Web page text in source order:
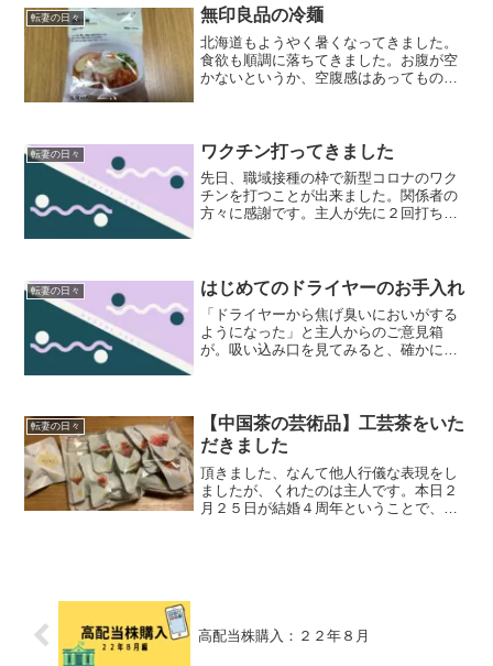
ースって普通なんでしょうか？コンソメ
スープや中華スープ、おか...
転妻の日々 無印良品の冷麺
北海道もようやく暑くなってきました。
食欲も順調に落ちてきました。お腹が空
かないというか、空腹感はあってものど
昼ごはんを食べないと！そ...
転妻の日々 ワクチン打ってきました
先日、職域接種の枠で新型コロナのワク
チンを打つことが出来ました。関係者の
方々に感謝です。主人が先に２回打ち終
と不安はありました。ばら...
転妻の日々 はじめてのドライヤーのお手入れ
「ドライヤーから焦げ臭いにおいがする
ようになった」と主人からのご意見箱
が。吸い込み口を見てみると、確かに埃
とがありませんでした。毎年...
転妻の日々
【中国茶の芸術品】工芸茶をいた
だきました
頂きました、なんて他人行儀な表現をし
ましたが、くれたのは主人です。本日２
月２５日が結婚４周年ということで、プ
高配当株購入：２２年８月